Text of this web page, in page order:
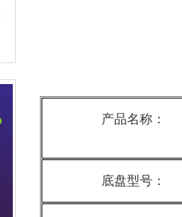
产品名称：
底盘型号：